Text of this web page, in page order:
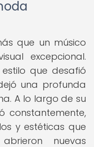
que un músico
excepcional.
que desafió
una profunda
A lo largo de su
constantemente,
y estéticas que
nuevas